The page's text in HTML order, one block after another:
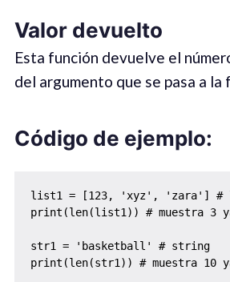
Valor devuelto
Esta función devuelve el
del argumento que se pasa a la
Código de ejemplo:
list1 = [123, 'xyz', 'zara'] #
print(len(list1)) # muestra 3
str1 = 'basketball' # string
print(len(str1)) # muestra 10